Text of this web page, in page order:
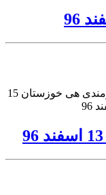
نیازمندی هی خوزستان 15 اسفند 96کندو نیازمندی هی خوزستان 15